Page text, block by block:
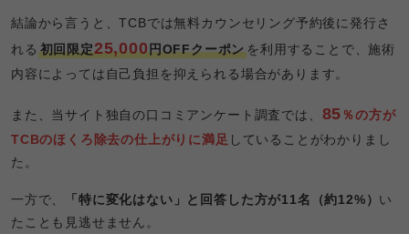
結論から言うと、TCBでは無料カウンセリング予約後に発行さ
れる 初回限定25,000円OFFクーポン を利用することで、施術
内容によっては自己負担を抑えられる場合があります。
また、当サイト独自の口コミアンケート調査では、 85 ％の方が
TCBのほくろ除去の仕上がりに満足 していることがわかりまし
た。
一方で、 「特に変化はない」と回答した方が11名（約12%） い
たことも見逃せません。